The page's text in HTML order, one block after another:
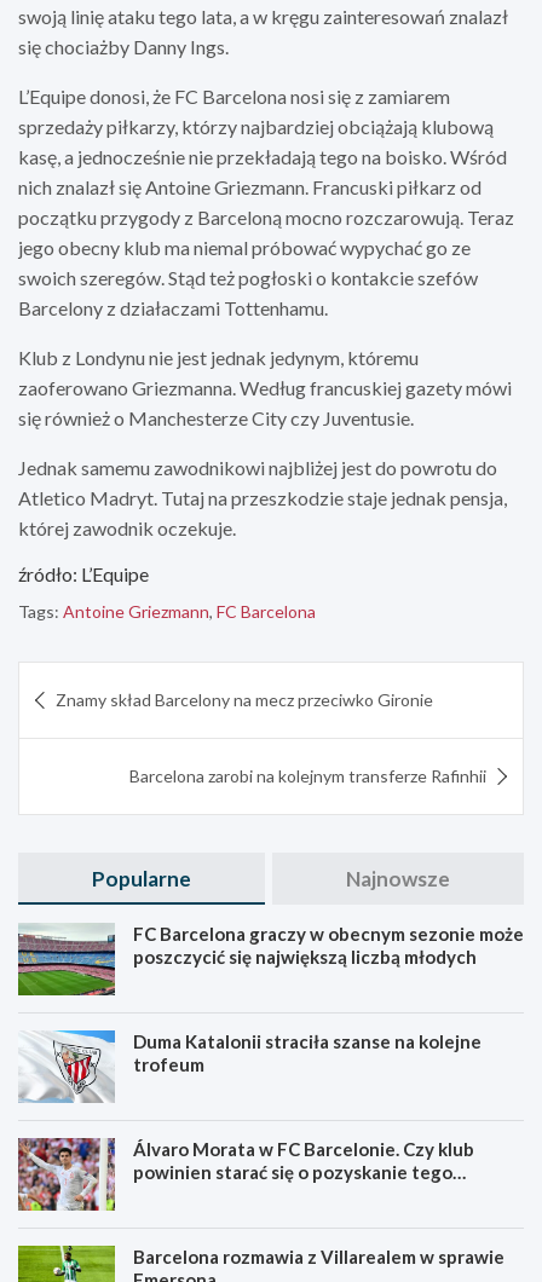
swoją linię ataku tego lata, a w kręgu zainteresowań znalazł
się chociażby Danny Ings.
L’Equipe donosi, że FC Barcelona nosi się z zamiarem
sprzedaży piłkarzy, którzy najbardziej obciążają klubową
kasę, a jednocześnie nie przekładają tego na boisko. Wśród
nich znalazł się Antoine Griezmann. Francuski piłkarz od
początku przygody z Barceloną mocno rozczarowują. Teraz
jego obecny klub ma niemal próbować wypychać go ze
swoich szeregów. Stąd też pogłoski o kontakcie szefów
Barcelony z działaczami Tottenhamu.
Klub z Londynu nie jest jednak jedynym, któremu
zaoferowano Griezmanna. Według francuskiej gazety mówi
się również o Manchesterze City czy Juventusie.
Jednak samemu zawodnikowi najbliżej jest do powrotu do
Atletico Madryt. Tutaj na przeszkodzie staje jednak pensja,
której zawodnik oczekuje.
źródło: L’Equipe
Tags: Antoine Griezmann, FC Barcelona
wpisu
Znamy skład Barcelony na mecz przeciwko Gironie
Barcelona zarobi na kolejnym transferze Rafinhii
Popularne Najnowsze
FC Barcelona graczy w obecnym sezonie może
poszczycić się największą liczbą młodych
Duma Katalonii straciła szanse na kolejne
trofeum
Álvaro Morata w FC Barcelonie. Czy klub
powinien starać się o pozyskanie tego
Barcelona rozmawia z Villarealem w sprawie